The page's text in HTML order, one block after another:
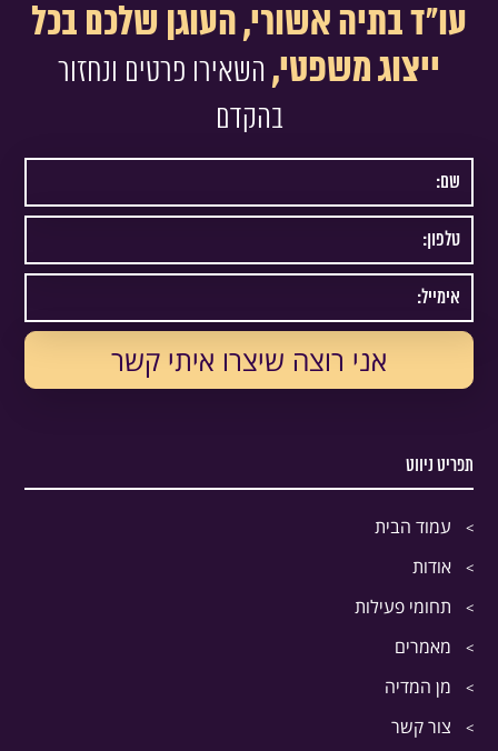
עו"ד בתיה אשורי, העוגן שלכם בכל
ייצוג משפטי, השאירו פרטים ונחזור
בהקדם
תפריט ניווט
עמוד הבית
אודות
תחומי פעילות
מאמרים
מן המדיה
צור קשר